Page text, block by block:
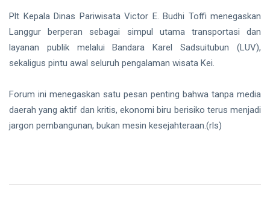
Plt Kepala Dinas Pariwisata Victor E. Budhi Toffi menegaskan
Langgur berperan sebagai simpul utama transportasi dan
layanan publik melalui Bandara Karel Sadsuitubun (LUV),
sekaligus pintu awal seluruh pengalaman wisata Kei.
Forum ini menegaskan satu pesan penting bahwa tanpa media
daerah yang aktif dan kritis, ekonomi biru berisiko terus menjadi
jargon pembangunan, bukan mesin kesejahteraan.(rls)